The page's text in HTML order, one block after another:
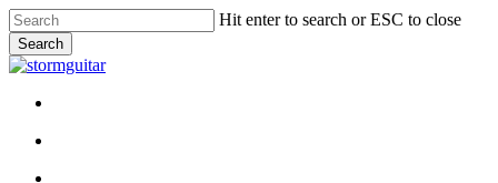
Skip
to
main
content
Hit enter to search or ESC to close
Search
Close